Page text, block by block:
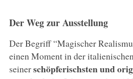
Der Weg zur Ausstellung
Der Begriff “Magischer
einen Moment in der
seinerschöpferischsten und